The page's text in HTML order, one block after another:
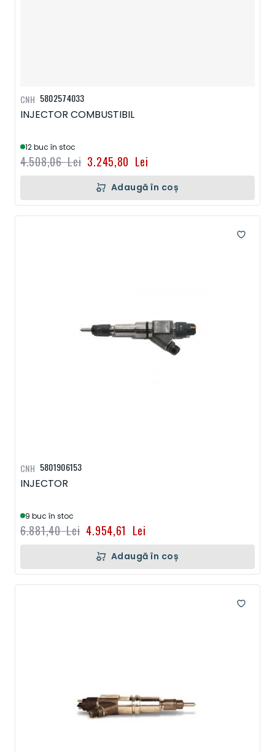
5802574033
INJECTOR COMBUSTIBIL
12 buc în stoc
3.245,80 Lei
4.508,06 Lei
CNH
Adaugă în coș
5801906153
INJECTOR
9 buc în stoc
4.954,61 Lei
6.881,40 Lei
CNH
Adaugă în coș